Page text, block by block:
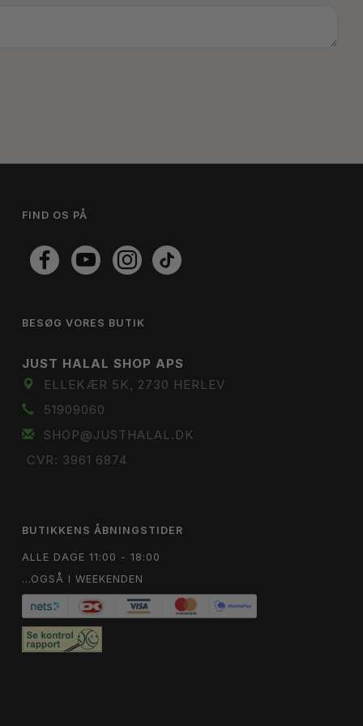
FIND OS PÅ
BESØG VORES BUTIK
JUST HALAL SHOP APS
ELLEKÆR 5K, 2730 HERLEV
51909060
SHOP@JUSTHALAL.DK
CVR: 3961 6874
BUTIKKENS ÅBNINGSTIDER
ALLE DAGE 11:00 - 18:00
...OGSÅ I WEEKENDEN